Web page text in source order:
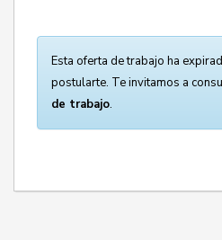
Esta oferta de trabajo ha
postularte. Te invitamos a
de trabajo.